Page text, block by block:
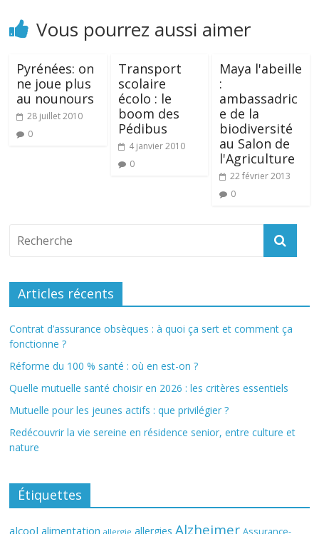
Vous pourrez aussi aimer
Pyrénées: on
ne joue plus
au nounours
28 juillet 2010
0
Transport
scolaire
écolo : le
boom des
Pédibus
4 janvier 2010
0
Maya l'abeille
:
ambassadric
e de la
biodiversité
au Salon de
l'Agriculture
22 février 2013
0
Articles récents
Contrat d’assurance obsèques : à quoi ça sert et comment ça
fonctionne ?
Réforme du 100 % santé : où en est-on ?
Quelle mutuelle santé choisir en 2026 : les critères essentiels
Mutuelle pour les jeunes actifs : que privilégier ?
Redécouvrir la vie sereine en résidence senior, entre culture et
nature
Étiquettes
alcool alimentation allergie allergies Alzheimer Assurance-